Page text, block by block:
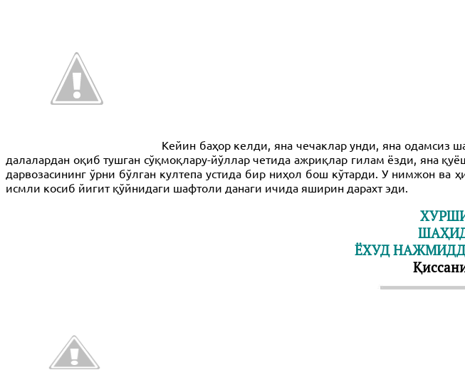
Кейин баҳор келди, яна чечаклар унди, яна одамсиз
далалардан оқиб тушган сўқмоқлару-йўллар четида ажриқлар гилам ёзди, яна
дарвозасининг ўрни бўлган култепа устида бир ниҳол бош кўтарди. У нимжон
исмли косиб йигит қўйнидаги шафтоли данаги ичида яширин дарахт эди.
ЁХУД